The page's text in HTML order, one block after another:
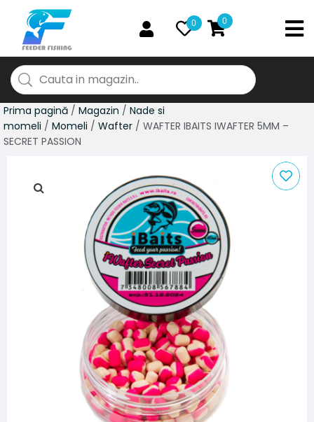
0 0
Prima pagină / Magazin / Nade si
momeli / Momeli / Wafter / WAFTER IBAITS IWAFTER 5MM –
SECRET PASSION